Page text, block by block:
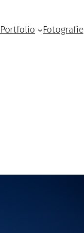
Portfolio Fotografie